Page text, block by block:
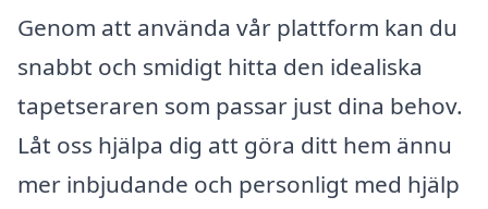
Genom att använda vår plattform kan du
snabbt och smidigt hitta den idealiska
tapetseraren som passar just dina behov.
Låt oss hjälpa dig att göra ditt hem ännu
mer inbjudande och personligt med hjälp